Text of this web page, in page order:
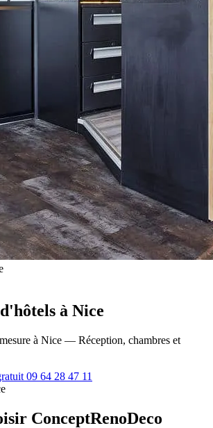
à Nice
à Nice — Réception, chambres et
09 64 28 47 11
ConceptRenoDeco